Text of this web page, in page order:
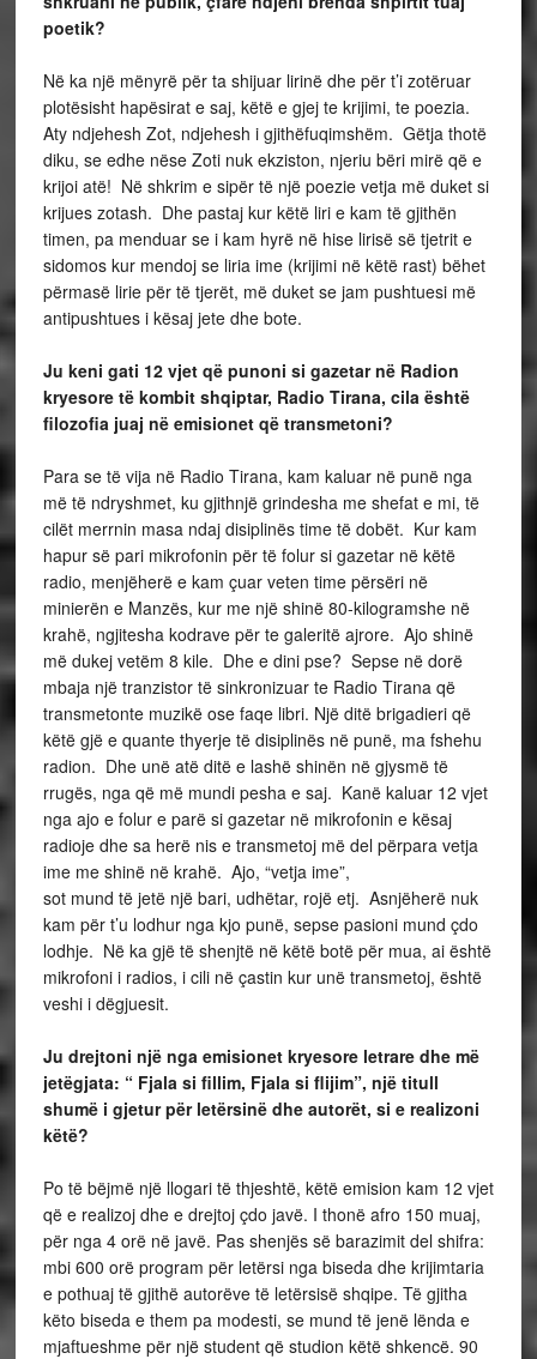
poetik?
Në ka një mënyrë për ta shijuar lirinë dhe për t’i zotëruar
plotësisht hapësirat e saj, këtë e gjej te krijimi, te poezia.
Aty ndjehesh Zot, ndjehesh i gjithëfuqimshëm. Gëtja thotë
diku, se edhe nëse Zoti nuk ekziston, njeriu bëri mirë që e
krijoi atë! Në shkrim e sipër të një poezie vetja më duket si
krijues zotash. Dhe pastaj kur këtë liri e kam të gjithën
timen, pa menduar se i kam hyrë në hise lirisë së tjetrit e
sidomos kur mendoj se liria ime (krijimi në këtë rast) bëhet
përmasë lirie për të tjerët, më duket se jam pushtuesi më
antipushtues i kësaj jete dhe bote.
Ju keni gati 12 vjet që punoni si gazetar në Radion
kryesore të kombit shqiptar, Radio Tirana, cila është
filozofia juaj në emisionet që transmetoni?
Para se të vija në Radio Tirana, kam kaluar në punë nga
më të ndryshmet, ku gjithnjë grindesha me shefat e mi, të
cilët merrnin masa ndaj disiplinës time të dobët. Kur kam
hapur së pari mikrofonin për të folur si gazetar në këtë
radio, menjëherë e kam çuar veten time përsëri në
minierën e Manzës, kur me një shinë 80-kilogramshe në
krahë, ngjitesha kodrave për te galeritë ajrore. Ajo shinë
më dukej vetëm 8 kile. Dhe e dini pse? Sepse në dorë
mbaja një tranzistor të sinkronizuar te Radio Tirana që
transmetonte muzikë ose faqe libri. Një ditë brigadieri që
këtë gjë e quante thyerje të disiplinës në punë, ma fshehu
radion. Dhe unë atë ditë e lashë shinën në gjysmë të
rrugës, nga që më mundi pesha e saj. Kanë kaluar 12 vjet
nga ajo e folur e parë si gazetar në mikrofonin e kësaj
radioje dhe sa herë nis e transmetoj më del përpara vetja
ime me shinë në krahë. Ajo, “vetja ime”,
sot mund të jetë një bari, udhëtar, rojë etj. Asnjëherë nuk
kam për t’u lodhur nga kjo punë, sepse pasioni mund çdo
lodhje. Në ka gjë të shenjtë në këtë botë për mua, ai është
mikrofoni i radios, i cili në çastin kur unë transmetoj, është
veshi i dëgjuesit.
Ju drejtoni një nga emisionet kryesore letrare dhe më
jetëgjata: “ Fjala si fillim, Fjala si flijim”, një titull
shumë i gjetur për letërsinë dhe autorët, si e realizoni
këtë?
Po të bëjmë një llogari të thjeshtë, këtë emision kam 12 vjet
që e realizoj dhe e drejtoj çdo javë. I thonë afro 150 muaj,
për nga 4 orë në javë. Pas shenjës së barazimit del shifra:
mbi 600 orë program për letërsi nga biseda dhe krijimtaria
e pothuaj të gjithë autorëve të letërsisë shqipe. Të gjitha
këto biseda e them pa modesti, se mund të jenë lënda e
mjaftueshme për një student që studion këtë shkencë. 90